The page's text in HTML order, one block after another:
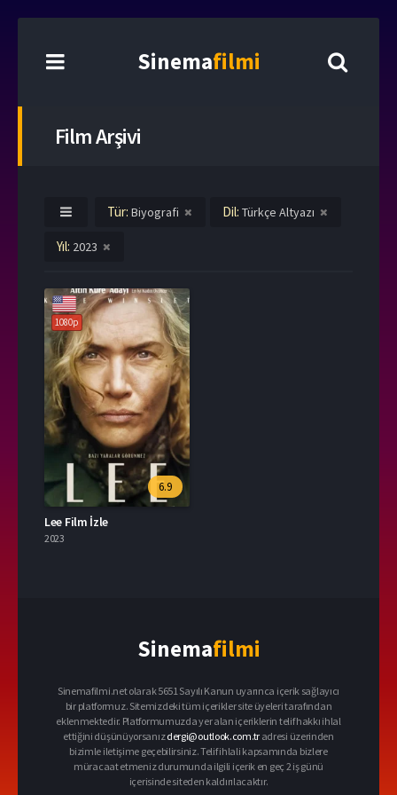
Sinemafilmi
Film Arşivi
Tür: Biyografi Dil: Türkçe Altyazı
Yıl: 2023
1080p
6.9
Lee Film İzle
2023
Sinemafilmi
Sinemafilmi.net olarak 5651 Sayılı Kanun uyarınca içerik sağlayıcı
bir platformuz. Sitemizdeki tüm içerikler site üyeleri tarafından
eklenmektedir. Platformumuzda yer alan içeriklerin telif hakkı ihlal
ettiğini düşünüyorsanızdergi@outlook.com.tr adresi üzerinden
bizimle iletişime geçebilirsiniz. Telif ihlali kapsamında bizlere
müracaat etmeniz durumunda ilgili içerik en geç 2 iş günü
içerisinde siteden kaldırılacaktır.